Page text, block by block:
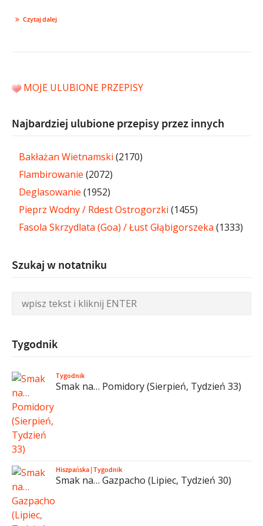
Czytaj dalej
MOJE ULUBIONE PRZEPISY
Najbardziej ulubione przepisy przez innych
Bakłażan Wietnamski (2170)
Flambirowanie (2072)
Deglasowanie (1952)
Pieprz Wodny / Rdest Ostrogorzki (1455)
Fasola Skrzydlata (Goa) / Łust Głąbigorszeka (1333)
Szukaj w notatniku
Tygodnik
Tygodnik
Smak na… Pomidory (Sierpień, Tydzień 33)
Hiszpańska|Tygodnik
Smak na… Gazpacho (Lipiec, Tydzień 30)